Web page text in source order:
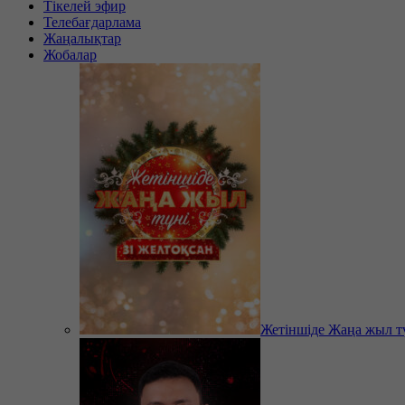
Тікелей эфир
Телебағдарлама
Жаңалықтар
Жобалар
Жетіншіде Жаңа жыл